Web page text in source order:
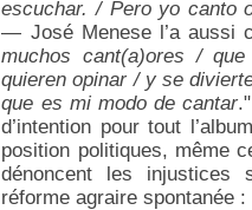
escuchar. / Pero yo canto
— José Menese l’a aussi
muchos cant(a)ores /
quieren opinar / y se
que es mi modo de cantar
d’intention pour tout
position politiques, même
dénoncent les injustices
réforme agraire spontanée :